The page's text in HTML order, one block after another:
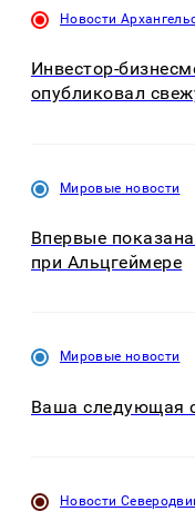
Новости
Инвестор-
опубликовал
Мировые новости
Впервые
при Альцгеймере
Мировые новости
Ваша следующая
Новости